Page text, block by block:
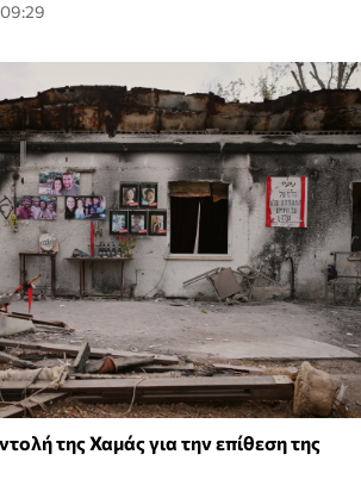
της Χαμάς για την επίθεση της